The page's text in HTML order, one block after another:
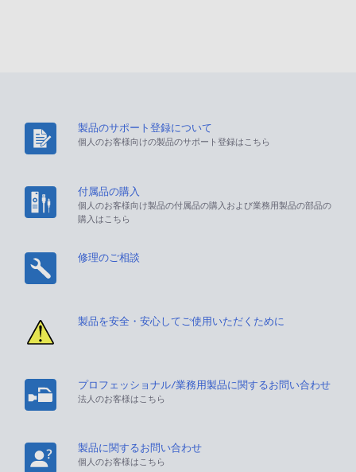
製品のサポート登録について
個人のお客様向けの製品のサポート登録はこちら
付属品の購入
個人のお客様向け製品の付属品の購入および業務用製品の部品の
購入はこちら
修理のご相談
製品を安全・安心してご使用いただくために
プロフェッショナル/業務用製品に関するお問い合わせ
法人のお客様はこちら
製品に関するお問い合わせ
個人のお客様はこちら